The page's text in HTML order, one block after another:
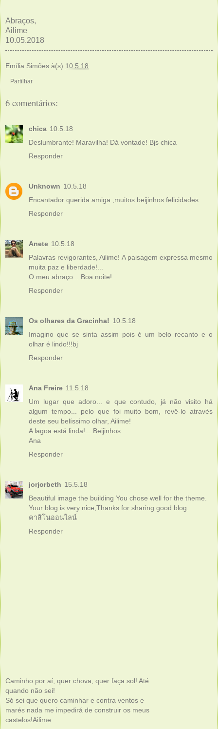
Abraços,
Ailime
10.05.2018
Emília Simões à(s) 10.5.18
Partilhar
6 comentários:
chica 10.5.18
Deslumbrante! Maravilha! Dá vontade! Bjs chica
Responder
Unknown 10.5.18
Encantador querida amiga ,muitos beijinhos felicidades
Responder
Anete 10.5.18
Palavras revigorantes, Ailime! A paisagem expressa mesmo
muita paz e liberdade!...
O meu abraço... Boa noite!
Responder
Os olhares da Gracinha! 10.5.18
Imagino que se sinta assim pois é um belo recanto e o
olhar é lindo!!!bj
Responder
Ana Freire 11.5.18
Um lugar que adoro... e que contudo, já não visito há
algum tempo... pelo que foi muito bom, revê-lo através
deste seu belíssimo olhar, Ailime!
A lagoa está linda!... Beijinhos
Ana
Responder
jorjorbeth 15.5.18
Beautiful image the building You chose well for the theme.
Your blog is very nice,Thanks for sharing good blog.
คาสิโนออนไลน์
Responder
Caminho por aí, quer chova, quer faça sol! Até
quando não sei!
Só sei que quero caminhar e contra ventos e
marés nada me impedirá de construir os meus
castelos!Ailime